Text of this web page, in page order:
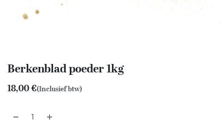
Berkenblad poeder 1kg
18,00€(Inclusief btw)